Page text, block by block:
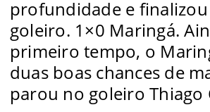
profundidade e
goleiro. 1×0 Maringá.
primeiro tempo, o
duas boas chances de
parou no goleiro Thiago